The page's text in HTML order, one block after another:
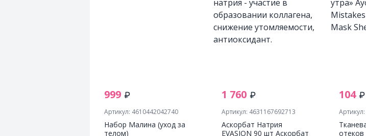
999
Артикул: 4610442042740
Набор Малина (уход за
телом)
1 760
Артикул: 4631167692713
Аскорбат Натрия
EVASION 90 шт Аскорбат
104
отеков